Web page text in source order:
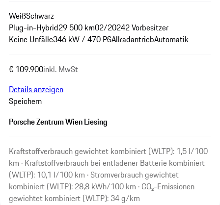
WeißSchwarz
Plug-in-Hybrid29 500 km02/20242 Vorbesitzer
Keine Unfälle346 kW / 470 PSAllradantriebAutomatik
€ 109.900inkl. MwSt
Details anzeigen
Speichern
Porsche Zentrum Wien Liesing
Kraftstoffverbrauch gewichtet kombiniert (WLTP): 1,5 l/100
km · Kraftstoffverbrauch bei entladener Batterie kombiniert
(WLTP): 10,1 l/100 km · Stromverbrauch gewichtet
kombiniert (WLTP): 28,8 kWh/100 km · CO₂-Emissionen
gewichtet kombiniert (WLTP): 34 g/km